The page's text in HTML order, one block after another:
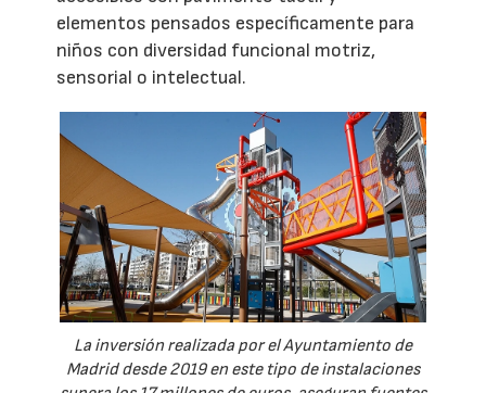
elementos pensados específicamente para
niños con diversidad funcional motriz,
sensorial o intelectual.
La inversión realizada por el Ayuntamiento de
Madrid desde 2019 en este tipo de instalaciones